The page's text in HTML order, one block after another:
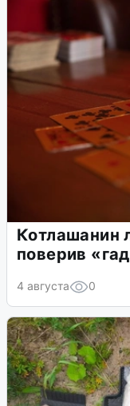
Котлашанин
поверив
4 августа 0